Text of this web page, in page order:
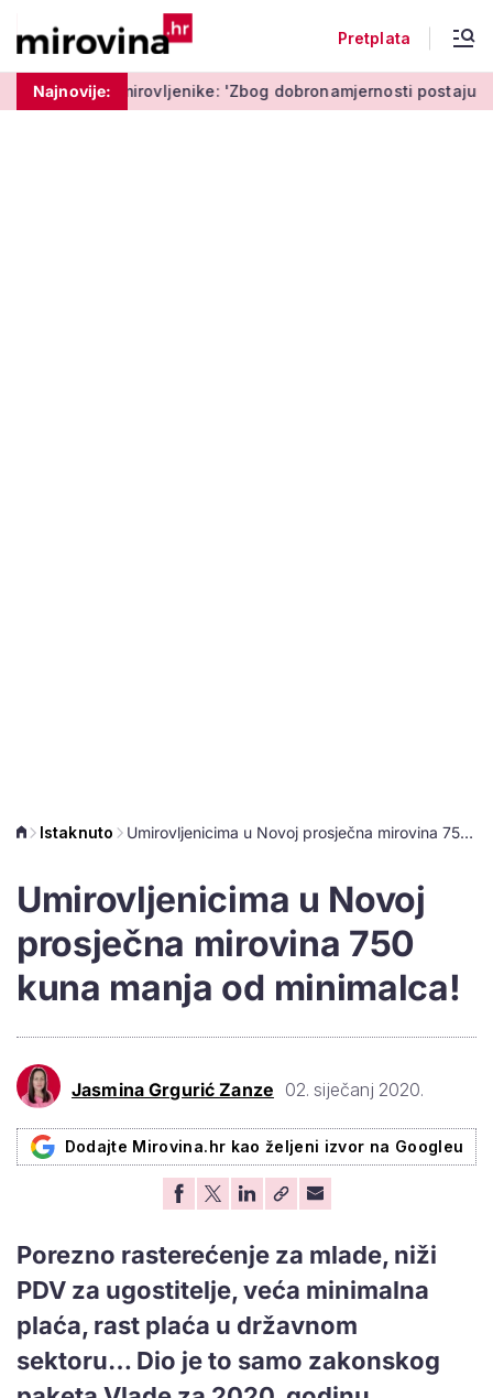
Pretplata
Najnovije:'Zbog dobronamjernosti postaju meta prijevare'
Istaknuto Umirovljenicima u Novoj prosječna mirovina 750 kuna manja od minimalca!
Umirovljenicima u Novoj
prosječna mirovina 750
kuna manja od minimalca!
Jasmina Grgurić Zanze 02. siječanj 2020.
Dodajte Mirovina.hr kao željeni izvor na Googleu
Porezno rasterećenje za mlade, niži
PDV za ugostitelje, veća minimalna
plaća, rast plaća u državnom
sektoru… Dio je to samo zakonskog